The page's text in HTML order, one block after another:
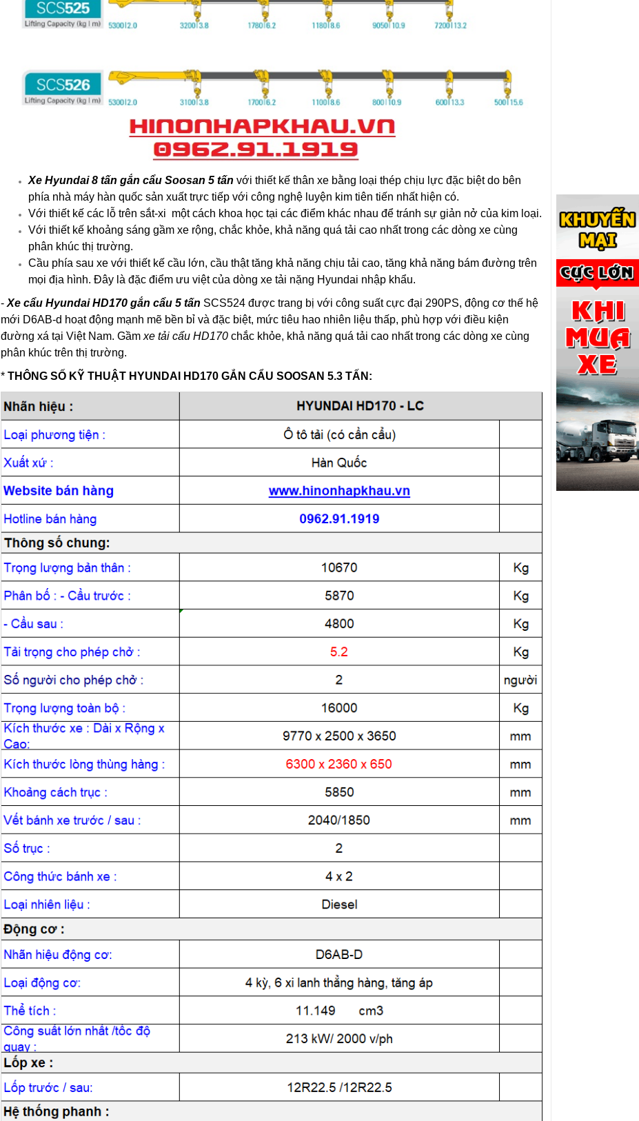
Xe Hyundai 8 tấn gắn cẩu Soosan 5 tấn với thiết kế thân xe bằng loại thép chịu lực đặc biệt do bên
phía nhà máy hàn quốc sản xuất trực tiếp với công nghệ luyện kim tiên tiến nhất hiện có.
Với thiết kế các lỗ trên sắt-xi một cách khoa học tại các điểm khác nhau để tránh sự giản nở của kim loại.
Với thiết kế khoảng sáng gầm xe rộng, chắc khỏe, khả năng quá tải cao nhất trong các dòng xe cùng
phân khúc thị trường.
Cầu phía sau xe với thiết kế cầu lớn, cầu thật tăng khả năng chịu tải cao, tăng khả năng bám đường trên
mọi địa hình. Đây là đặc điểm ưu việt của dòng xe tải nặng Hyundai nhập khẩu.
- Xe cẩu Hyundai HD170 gắn cẩu 5 tấn SCS524 được trang bị với công suất cực đại 290PS, động cơ thế hệ
mới D6AB-d hoạt động mạnh mẽ bền bỉ và đặc biệt, mức tiêu hao nhiên liệu thấp, phù hợp với điều kiện
đường xá tại Việt Nam. Gầm xe tải cẩu HD170 chắc khỏe, khả năng quá tải cao nhất trong các dòng xe cùng
phân khúc trên thị trường.
* THÔNG SỐ KỸ THUẬT HYUNDAI HD170 GẮN CẨU SOOSAN 5.3 TẤN :